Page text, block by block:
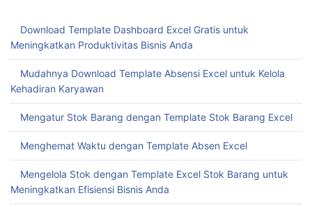
Download Template Dashboard Excel Gratis untuk
Meningkatkan Produktivitas Bisnis Anda
Mudahnya Download Template Absensi Excel untuk Kelola
Kehadiran Karyawan
Mengatur Stok Barang dengan Template Stok Barang Excel
Menghemat Waktu dengan Template Absen Excel
Mengelola Stok dengan Template Excel Stok Barang untuk
Meningkatkan Efisiensi Bisnis Anda